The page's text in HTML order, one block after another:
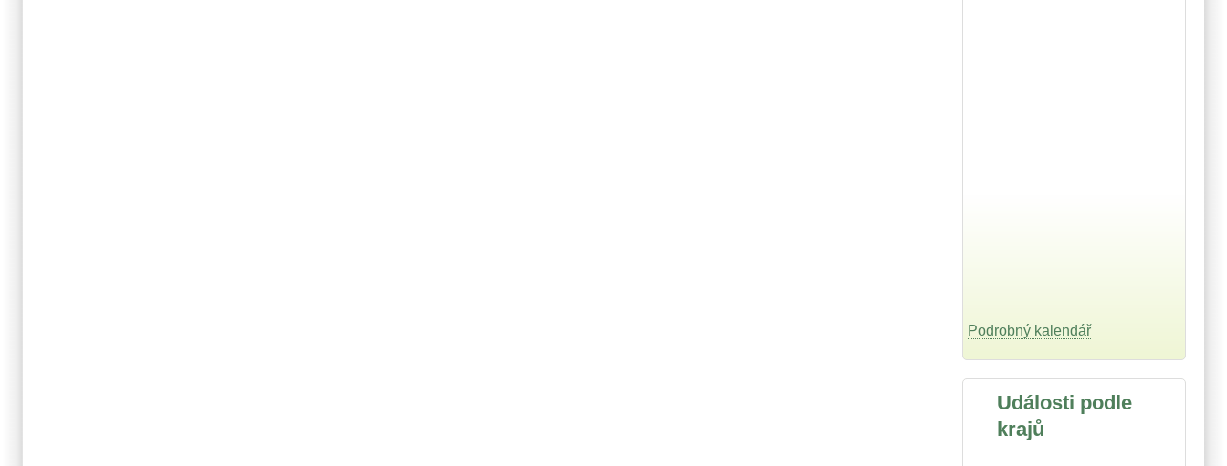
Podrobný kalendář
Události podle
krajů